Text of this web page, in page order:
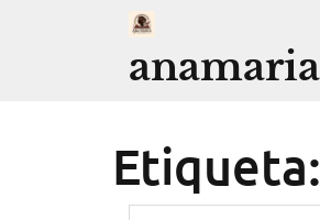
Etiqueta: